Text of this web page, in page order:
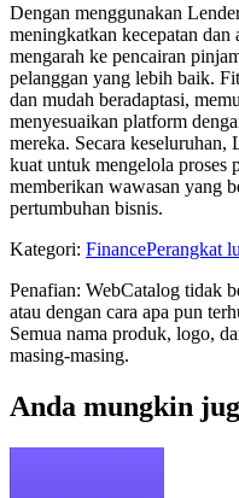
Dengan menggunakan
meningkatkan kecepatan
mengarah ke pencairan
pelanggan yang lebih baik.
dan mudah beradaptasi,
menyesuaikan platform
mereka. Secara
kuat untuk mengelola proses
memberikan wawasan yang
pertumbuhan bisnis.
Kategori: FinancePerangkat
Penafian: WebCatalog tidak
atau dengan cara apa pun
Semua nama produk, logo,
masing-masing.
Anda mungkin